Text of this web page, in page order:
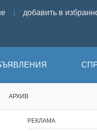
добавить в
АРХИВ
РЕКЛАМА